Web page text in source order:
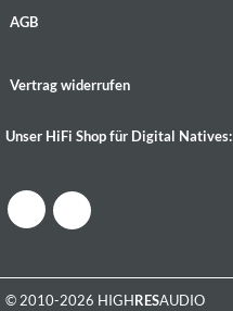
AGB
Vertrag widerrufen
Unser HiFi Shop für Digital Natives:
© 2010-2026 HIGHRESAUDIO